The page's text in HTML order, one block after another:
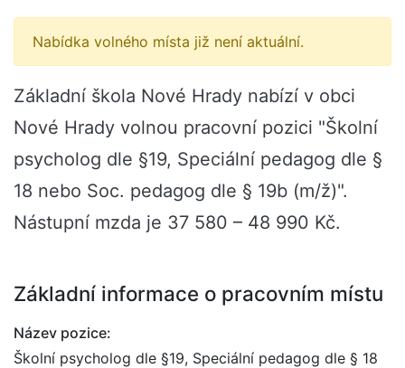
Nabídka volného místa již není aktuální.
Základní škola Nové Hrady nabízí v obci
Nové Hrady volnou pracovní pozici "Školní
psycholog dle §19, Speciální pedagog dle §
18 nebo Soc. pedagog dle § 19b (m/ž)".
Nástupní mzda je 37 580 – 48 990 Kč.
Základní informace o pracovním místu
Název pozice:
Školní psycholog dle §19, Speciální pedagog dle § 18